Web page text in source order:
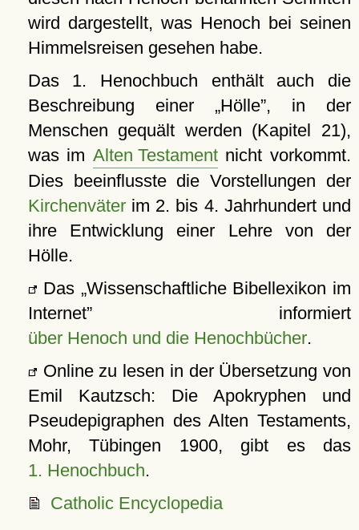
wird dargestellt, was Henoch bei seinen
Himmelsreisen gesehen habe.
Das 1. Henochbuch enthält auch die
Beschreibung einer
Hölle , in der
Menschen gequält werden (Kapitel 21),
was im Alten Testamentnicht vorkommt.
Dies beeinflusste die Vorstellungen der
Kirchenväterim 2. bis 4. Jahrhundert und
ihre Entwicklung einer Lehre von der
Hölle.
Das Wissenschaftliche Bibellexikon im
Internet informiert
über Henoch und die Henochbücher.
Online zu lesen in der Übersetzung von
Emil Kautzsch: Die Apokryphen und
Pseudepigraphen des Alten Testaments,
Mohr, Tübingen 1900, gibt es das
1. Henochbuch.
Catholic Encyclopedia